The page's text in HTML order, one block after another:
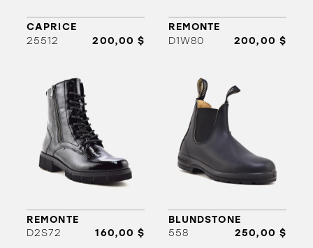
CAPRICE
25512
200,00 $
REMONTE
D1W80
200,00 $
REMONTE
D2S72
160,00 $
BLUNDSTONE
558
250,00 $